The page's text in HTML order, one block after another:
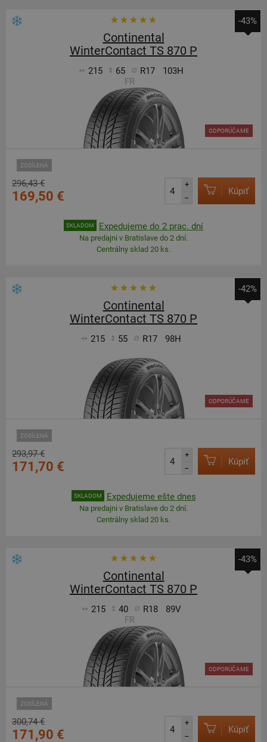
-43%
Continental
WinterContact TS 870 P
215 65 R17
103H
FR
ZOSÍLENÁ
ODPORÚČAME
296,43 €
169,50 €
+
–
Kúpiť
SKLADOM Expedujeme do 2 prac. dní
Na predajni v Bratislave do 2 dní.
Centrálny sklad 20 ks.
-42%
Continental
WinterContact TS 870 P
215 55 R17 98H
ZOSÍLENÁ
ODPORÚČAME
293,97 €
171,70 €
+
–
Kúpiť
SKLADOM Expedujeme ešte dnes
Na predajni v Bratislave do 2 dní.
Centrálny sklad 20 ks.
-43%
Continental
WinterContact TS 870 P
215 40 R18
89V
FR
ZOSÍLENÁ
ODPORÚČAME
300,74 €
171,90 €
+
–
Kúpiť